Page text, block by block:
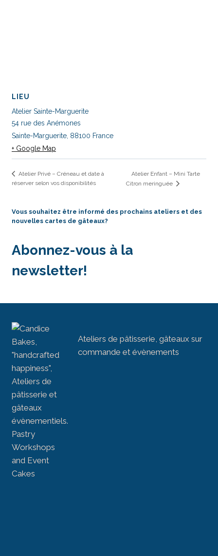
LIEU
Atelier Sainte-Marguerite
54 rue des Anémones
Sainte-Marguerite, 88100 France
+ Google Map
Atelier Privé – Créneau et date à
réserver selon vos disponibilités
Atelier Enfant – Mini Tarte
Citron meringuée
Vous souhaitez être informé des prochains ateliers et des
nouvelles cartes de gâteaux?
Abonnez-vous à la
newsletter!
Ateliers de pâtisserie, gâteaux sur
commande et évènements